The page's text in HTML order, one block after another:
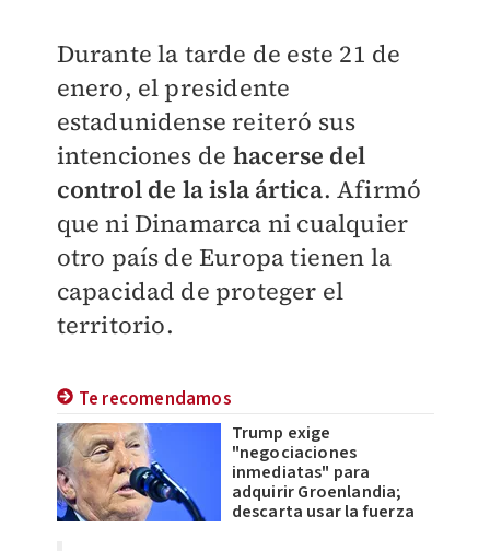
Durante la tarde de este 21 de
enero, el presidente
estadunidense reiteró sus
intenciones de hacerse del
control de la isla ártica. Afirmó
que ni Dinamarca ni cualquier
otro país de Europa tienen la
capacidad de proteger el
territorio.
Te recomendamos
Trump exige
"negociaciones
inmediatas" para
adquirir Groenlandia;
descarta usar la fuerza